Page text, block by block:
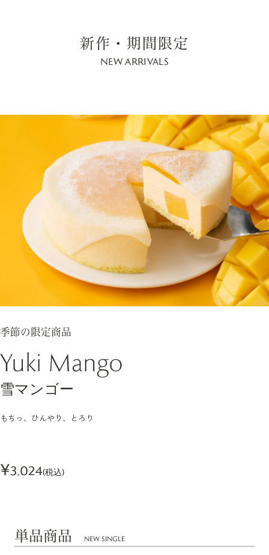
新作・期間限定
NEW ARRIVALS
季節の限定商品
Yuki Mango
雪マンゴー
もちっ、ひんやり、とろり
¥3,024(税込)
単品商品 NEW SINGLE